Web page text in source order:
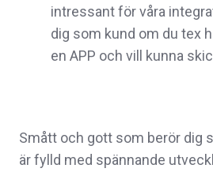
intressant för våra
dig som kund om du tex
en APP och vill kunna
Smått och gott som berör dig
är fylld med spännande